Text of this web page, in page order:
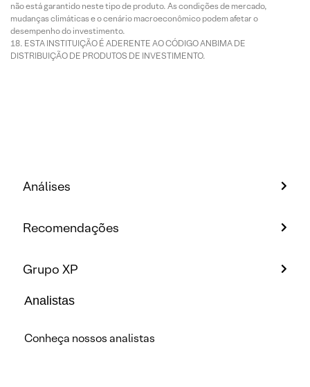
não está garantido neste tipo de produto. As condições de mercado,
mudanças climáticas e o cenário macroeconômico podem afetar o
desempenho do investimento.
ESTA INSTITUIÇÃO É ADERENTE AO CÓDIGO ANBIMA DE
DISTRIBUIÇÃO DE PRODUTOS DE INVESTIMENTO.
Análises
Recomendações
Grupo XP
Analistas
Conheça nossos analistas